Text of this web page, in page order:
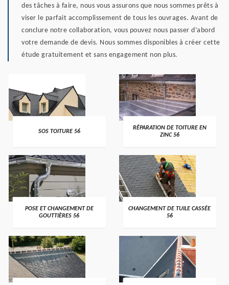
des tâches à faire, nous vous assurons que nous sommes prêts à
viser le parfait accomplissement de tous les ouvrages. Avant de
conclure notre collaboration, vous pouvez nous passer d’abord
votre demande de devis. Nous sommes disponibles à créer cette
étude gratuitement et sans engagement non plus.
>
SOS TOITURE 56 >
RÉPARATION DE TOITURE EN
ZINC 56
>
POSE ET CHANGEMENT DE
GOUTTIÈRES 56
>
CHANGEMENT DE TUILE CASSÉE
56